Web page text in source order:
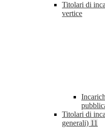
Titolari di
vertice
Titolari di
generali) 11